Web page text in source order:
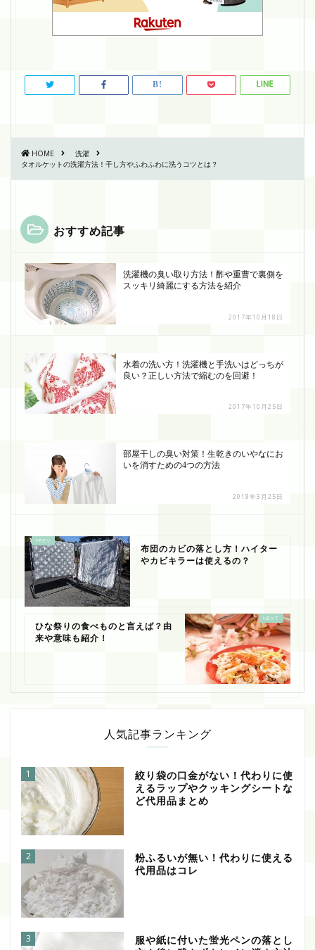
HOME
洗濯
タオルケットの洗濯方法！干し方やふわふわに洗うコツとは？
おすすめ記事
洗濯機の臭い取り方法！酢や重曹で裏側を
スッキリ綺麗にする方法を紹介
2017年10月18日
水着の洗い方！洗濯機と手洗いはどっちが
良い？正しい方法で縮むのを回避！
2017年10月25日
部屋干しの臭い対策！生乾きのいやなにお
いを消すための4つの方法
2018年3月25日
布団のカビの落とし方！ハイター
やカビキラーは使えるの？
ひな祭りの食べものと言えば？由
来や意味も紹介！
人気記事ランキング
1
絞り袋の口金がない！代わりに使
えるラップやクッキングシートな
ど代用品まとめ
2
粉ふるいが無い！代わりに使える
代用品はコレ
3
服や紙に付いた蛍光ペンの落とし